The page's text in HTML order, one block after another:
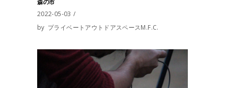
森の市
2022-05-03
by プライベートアウトドアスペースM.F.C.